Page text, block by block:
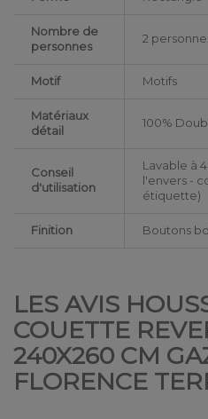
Nombre de
personnes
2
Motif Motifs
Matériaux
détail
100%
Conseil
d'utilisation
Lavable à
l'envers -
étiquette)
Finition Boutons
LES AVIS
COUETTE
240X260 CM
FLORENCE